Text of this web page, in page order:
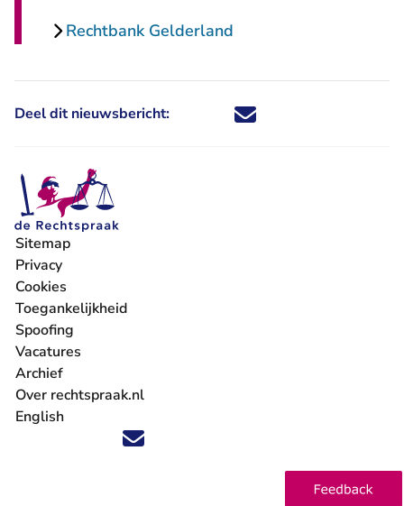
Rechtbank Gelderland
Deel dit nieuwsbericht: Deel dit nieuwsbericht via X -
Deel dit nieuwsbericht via
Deel dit nieuwsbericht
Deel dit
Volg ons op X (Twitter) - U verlaat Rechtspraak.nl
Volg ons op Facebook - U verlaat Rechtspraak.nl
Volg ons op Instagram - U verlaat Rechtspraak.nl
Volg ons op Youtube - U verlaat Rechtspraak.nl
Volg ons op LinkedIn - U verlaat
'Blijf op de hoogte' nieuwsbrief - U verlaat
Sitemap
Privacy
Cookies
Toegankelijkheid
Spoofing
Vacatures
- U verlaat Rechtspraak.nl
Archief
Over rechtspraak.nl
English